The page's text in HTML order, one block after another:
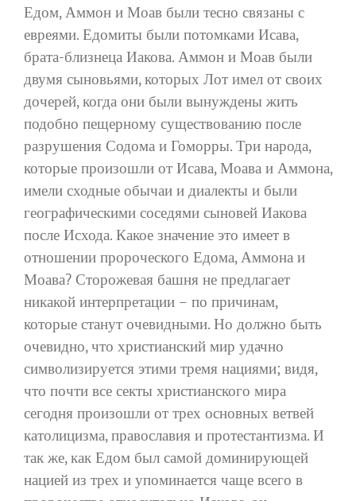
Едом, Аммон и Моав были тесно связаны с
евреями. Едомиты были потомками Исава,
брата-близнеца Иакова. Аммон и Моав были
двумя сыновьями, которых Лот имел от своих
дочерей, когда они были вынуждены жить
подобно пещерному существованию после
разрушения Содома и Гоморры. Три народа,
которые произошли от Исава, Моава и Аммона,
имели сходные обычаи и диалекты и были
географическими соседями сыновей Иакова
после Исхода. Какое значение это имеет в
отношении пророческого Едома, Аммона и
Моава? Сторожевая башня не предлагает
никакой интерпретации – по причинам,
которые станут очевидными. Но должно быть
очевидно, что христианский мир удачно
символизируется этими тремя нациями; видя,
что почти все секты христианского мира
сегодня произошли от трех основных ветвей
католицизма, православия и протестантизма. И
так же, как Едом был самой доминирующей
нацией из трех и упоминается чаще всего в